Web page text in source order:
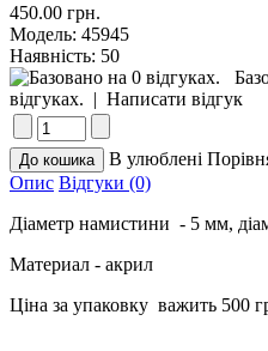
450.00 грн.
Модель: 45945
Наявність: 50
відгуках. | Написати відгук
В улюблені
Опис Відгуки (0)
Діаметр намистини - 5 мм,
Материал - акрил
Ціна за упаковку важить 500